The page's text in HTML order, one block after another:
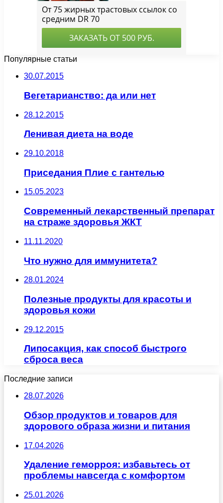
Популярные статьи
30.07.2015
Вегетарианство: да или нет
28.12.2015
Ленивая диета на воде
29.10.2018
Приседания Плие с гантелью
15.05.2023
Современный лекарственный препарат
на страже здоровья ЖКТ
11.11.2020
Что нужно для иммунитета?
28.01.2024
Полезные продукты для красоты и
здоровья кожи
29.12.2015
Липосакция, как способ быстрого
сброса веса
Последние записи
28.07.2026
Обзор продуктов и товаров для
здорового образа жизни и питания
17.04.2026
Удаление геморроя: избавьтесь от
проблемы навсегда с комфортом
25.01.2026